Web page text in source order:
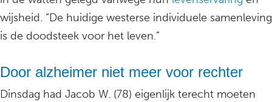
wijsheid. “De huidige westerse individuele samenleving
is de doodsteek voor het leven.”
Door alzheimer niet meer voor rechter
Dinsdag had Jacob W. (78) eigenlijk terecht moeten